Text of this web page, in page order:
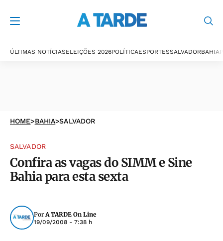
ÚLTIMAS NOTÍCIASELEIÇÕES 2026POLÍTICAESPORTESSALVADORBAHIA
HOME>BAHIA>SALVADOR
SALVADOR
Confira as vagas do SIMM e Sine
Bahia para esta sexta
PorA TARDE On Line
19/09/2008 - 7:38 h